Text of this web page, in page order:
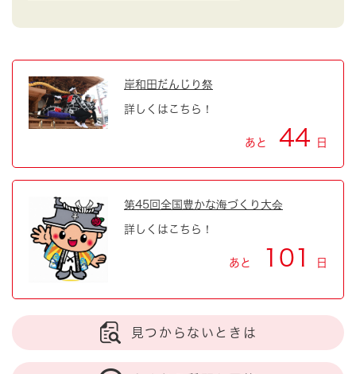
岸和田だんじり祭
詳しくはこちら！
あと 44 日
第45回全国豊かな海づくり大会
詳しくはこちら！
あと 101 日
見つからないときは